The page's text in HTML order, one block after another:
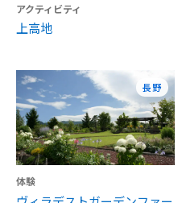
アクティビティ
上高地
長野
体験